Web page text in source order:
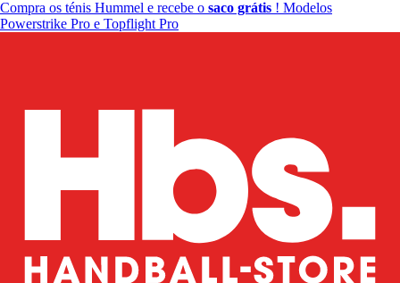
Compra os ténis Hummel e recebe o saco grátis ! Modelos
Powerstrike Pro e Topflight Pro